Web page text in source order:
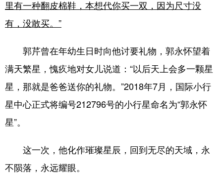
里有一种翻皮棉鞋，本想代你买一双，因为尺寸没
有，没敢买。”
郭芹曾在年幼生日时向他讨要礼物，郭永怀望着
满天繁星，愧疚地对女儿说道：“以后天上会多一颗星
星，那就是爸爸送你的礼物。”2018年7月，国际小行
星中心正式将编号212796号的小行星命名为“郭永怀
星”。
这一次，他化作璀璨星辰，回到无尽的天域，永
不陨落，永远耀眼。